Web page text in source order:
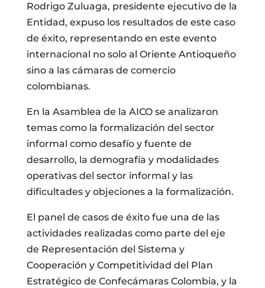
Rodrigo Zuluaga, presidente ejecutivo de la
Entidad, expuso los resultados de este caso
de éxito, representando en este evento
internacional no solo al Oriente Antioqueño
sino a las cámaras de comercio
colombianas.
En la Asamblea de la AICO se analizaron
temas como la formalización del sector
informal como desafío y fuente de
desarrollo, la demografía y modalidades
operativas del sector informal y las
dificultades y objeciones a la formalización.
El panel de casos de éxito fue una de las
actividades realizadas como parte del eje
de Representación del Sistema y
Cooperación y Competitividad del Plan
Estratégico de Confecámaras Colombia, y la